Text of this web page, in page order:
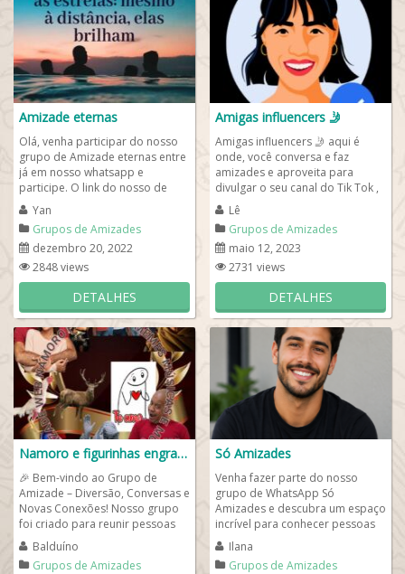
Amizade eternas
Olá, venha participar do nosso
grupo de Amizade eternas entre
já em nosso whatsapp e
participe. O link do nosso de
whats está logo abaixo e fácil
para que...
Yan
Grupos de Amizades
dezembro 20, 2022
2848 views
DETALHES
Amigas influencers 🤳
Amigas influencers 🤳 aqui é
onde, você conversa e faz
amizades e aproveita para
divulgar o seu canal do Tik Tok ,
Kwai, Youtube, etc. Faça novos
amigos...
Lê
Grupos de Amizades
maio 12, 2023
2731 views
DETALHES
Namoro e figurinhas engraçadas whatsapp
🎉 Bem-vindo ao Grupo de
Amizade – Diversão, Conversas e
Novas Conexões! Nosso grupo
foi criado para reunir pessoas
que gostam de conversar,
fazer...
Balduíno
Grupos de Amizades
Só Amizades
Venha fazer parte do nosso
grupo de WhatsApp Só
Amizades e descubra um espaço
incrível para conhecer pessoas
novas todos os dias! Aqui você
pode criar...
Ilana
Grupos de Amizades